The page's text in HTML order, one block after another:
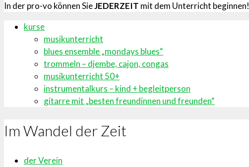
In der pro-vo können SieJEDERZEIT mit dem Unterricht beginnen!
kurse
musikunterricht
blues ensemble „mondays blues“
trommeln – djembe, cajon, congas
musikunterricht 50+
instrumentalkurs – kind + begleitperson
gitarre mit „besten freundinnen und freunden“
Im Wandel der Zeit
der Verein